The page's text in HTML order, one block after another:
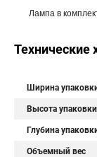
Лампа в
Технические
Ширина
Высота упаковки
Глубина
Объемный вес